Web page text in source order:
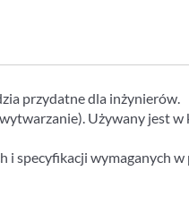
przydatne dla inżynierów.
Używany jest
specyfikacji wymaganych